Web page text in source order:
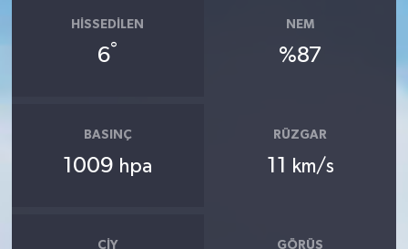
HISSEDILEN
6°
NEM
%87
BASINÇ
1009 hpa
RÜZGAR
11 km/s
ÇIY GÖRÜŞ